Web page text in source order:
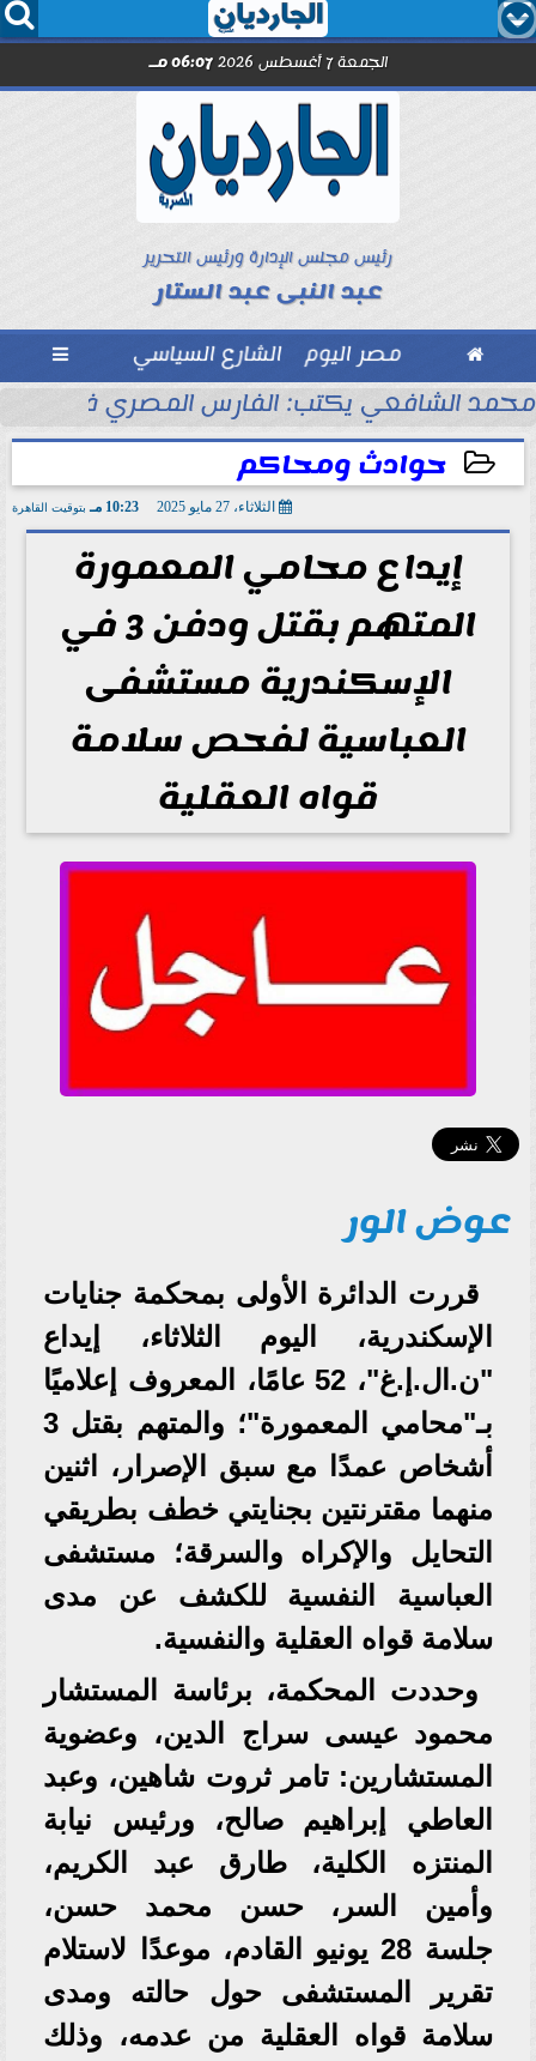
  
الجمعة 7 أغسطس 2026 06:07 مـ
رئيس مجلس الإدارة ورئيس التحرير
عبد النبى عبد الستار
 مصر اليوم الشارع السياسي 
محمد الشافعي يكتب: الفارس المصري في بلاد
حوادث ومحاكم
الثلاثاء، 27 مايو 2025 10:23 مـ بتوقيت القاهرة
إيداع محامي المعمورة
المتهم بقتل ودفن 3 في
الإسكندرية مستشفى
العباسية لفحص سلامة
قواه العقلية
عوض الور
قررت الدائرة الأولى بمحكمة جنايات
الإسكندرية، اليوم الثلاثاء، إيداع
"ن.ال.إ.غ"، 52 عامًا، المعروف إعلاميًا
بـ"محامي المعمورة"؛ والمتهم بقتل 3
أشخاص عمدًا مع سبق الإصرار، اثنين
منهما مقترنتين بجنايتي خطف بطريقي
التحايل والإكراه والسرقة؛ مستشفى
العباسية النفسية للكشف عن مدى
سلامة قواه العقلية والنفسية.
وحددت المحكمة، برئاسة المستشار
محمود عيسى سراج الدين، وعضوية
المستشارين: تامر ثروت شاهين، وعبد
العاطي إبراهيم صالح، ورئيس نيابة
المنتزه الكلية، طارق عبد الكريم،
وأمين السر، حسن محمد حسن،
جلسة 28 يونيو القادم، موعدًا لاستلام
تقرير المستشفى حول حالته ومدى
سلامة قواه العقلية من عدمه، وذلك